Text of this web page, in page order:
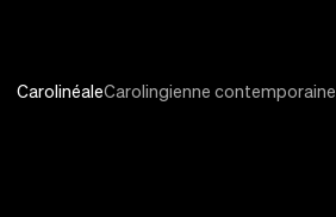
CarolinéaleCarolingienne contemporaine